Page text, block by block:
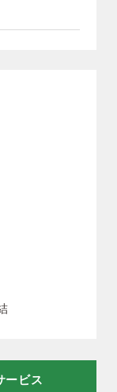
ービス